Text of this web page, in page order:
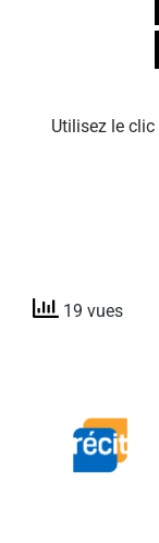
Utilisez le
19 vues